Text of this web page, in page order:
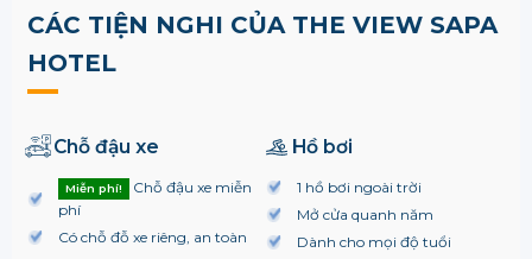
CÁC TIỆN NGHI CỦA THE VIEW SAPA
HOTEL
Chỗ đậu xe
Miễn phí!
Chỗ đậu xe miễn
phí
Có chỗ đỗ xe riêng, an toàn
Hồ bơi
1 hồ bơi ngoài trời
Mở cửa quanh năm
Dành cho mọi độ tuổi